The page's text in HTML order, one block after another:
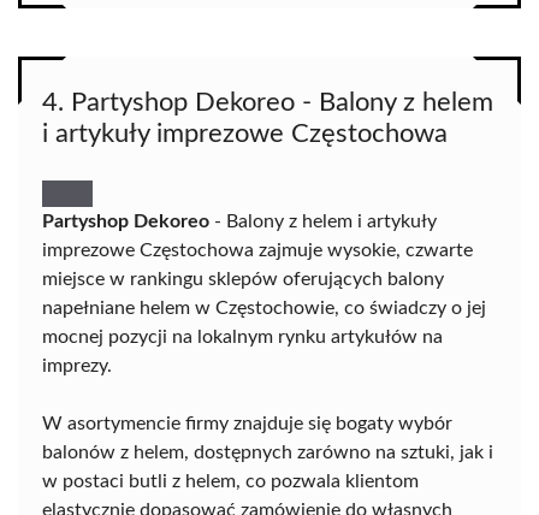
4. Partyshop Dekoreo - Balony z helem
i artykuły imprezowe Częstochowa
Partyshop Dekoreo - Balony z helem i artykuły
imprezowe Częstochowa zajmuje wysokie, czwarte
miejsce w rankingu sklepów oferujących balony
napełniane helem w Częstochowie, co świadczy o jej
mocnej pozycji na lokalnym rynku artykułów na
imprezy.
W asortymencie firmy znajduje się bogaty wybór
balonów z helem, dostępnych zarówno na sztuki, jak i
w postaci butli z helem, co pozwala klientom
elastycznie dopasować zamówienie do własnych